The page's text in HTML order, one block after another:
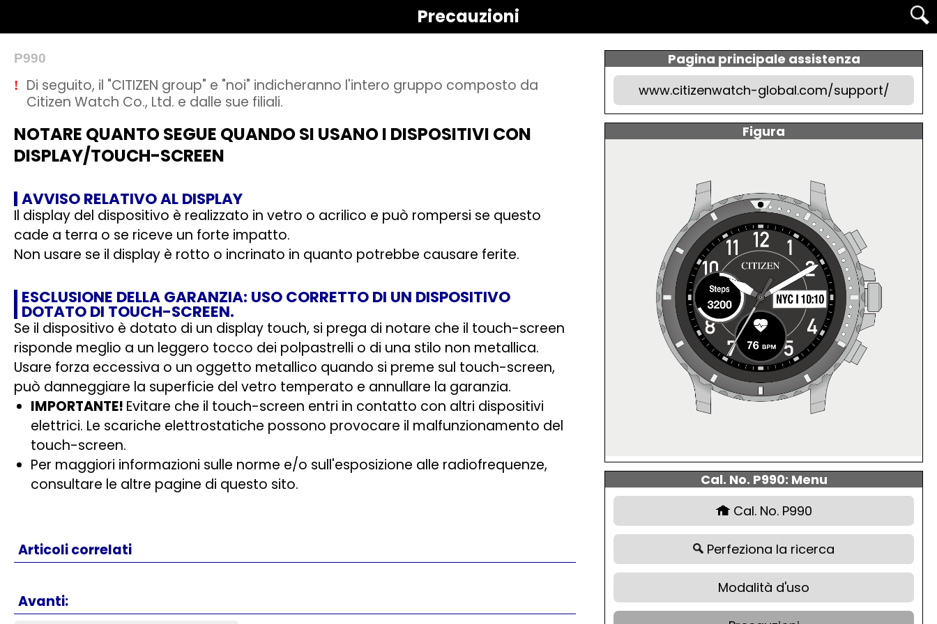
Precauzioni
Pagina principale assistenza
www.citizenwatch-global.com/support/
Figura
Cal. No. P990: Menu
Cal. No. P990
Perfeziona la ricerca
Modalità d'uso
P990
!
Di seguito, il "CITIZEN group" e "noi" indicheranno l'intero gruppo composto da
Citizen Watch Co., Ltd. e dalle sue filiali.
NOTARE QUANTO SEGUE QUANDO SI USANO I DISPOSITIVI CON
DISPLAY/TOUCH-SCREEN
AVVISO RELATIVO AL DISPLAY
Il display del dispositivo è realizzato in vetro o acrilico e può rompersi se questo
cade a terra o se riceve un forte impatto.
Non usare se il display è rotto o incrinato in quanto potrebbe causare ferite.
ESCLUSIONE DELLA GARANZIA: USO CORRETTO DI UN DISPOSITIVO
DOTATO DI TOUCH-SCREEN.
Se il dispositivo è dotato di un display touch, si prega di notare che il touch-screen
risponde meglio a un leggero tocco dei polpastrelli o di una stilo non metallica.
Usare forza eccessiva o un oggetto metallico quando si preme sul touch-screen,
può danneggiare la superficie del vetro temperato e annullare la garanzia.
IMPORTANTE! Evitare che il touch-screen entri in contatto con altri dispositivi
elettrici. Le scariche elettrostatiche possono provocare il malfunzionamento del
touch-screen.
Per maggiori informazioni sulle norme e/o sull'esposizione alle radiofrequenze,
consultare le altre pagine di questo sito.
Articoli correlati
Avanti: